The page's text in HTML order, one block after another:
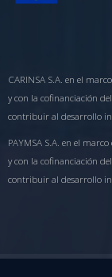
CARINSA S.A. en el
y con la cofinanciación
contribuir al desarrollo
PAYMSA S.A. en el
y con la cofinanciación
contribuir al desarrollo